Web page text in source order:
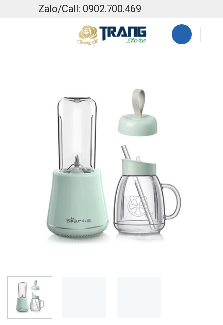
Zalo/Call: 0902.700.469